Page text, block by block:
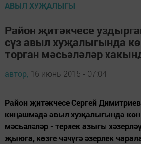
АВЫЛ ХУҖАЛЫГЫ
Район җитәкчесе
сүз авыл хуҗалыгында
торган мәсьәләләр
автор, 16 июнь 2015 - 07:04
Район җитәкчесе Сергей
киңәшмәдә авыл хуҗалыгында көн
мәсьәләләр - терлек азыгы
җыюга, көзге чәчүгә әзерлек